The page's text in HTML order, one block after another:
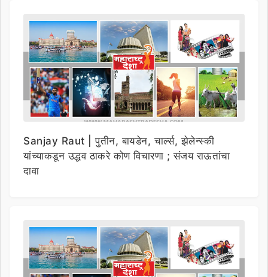
Sanjay Raut | पुतीन, बायडेन, चार्ल्स, झेलेन्स्की
यांच्याकडून उद्धव ठाकरे कोण विचारणा ; संजय राऊतांचा
दावा